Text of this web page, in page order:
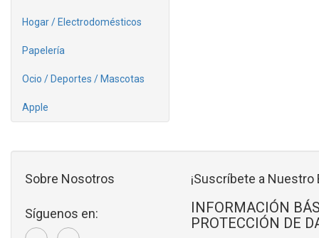
Hogar / Electrodomésticos
Papelería
Ocio / Deportes / Mascotas
Apple
Sobre Nosotros
Síguenos en:
¡Suscríbete a Nuestro
INFORMACIÓN
PROTECCIÓN DE